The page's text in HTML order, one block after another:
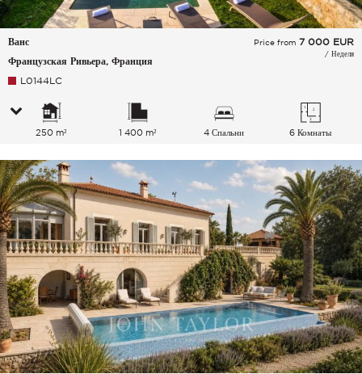
Ванс
Французская Ривьера, Франция
Price from 7 000 EUR
/ Неделя
L0144LC
250 m² 1 400 m² 4 Спальни 6 Комнаты